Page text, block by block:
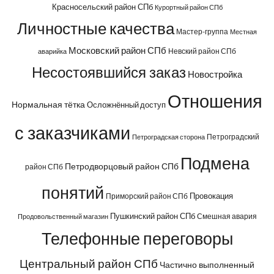
Красносельский район СПб Курортный район СПб
Личностные качества Мастер-группа Местная
аварийка Московский район СПб Невский район СПб
Несостоявшийся заказ Новостройка
Нормальная тётка Осложнённый доступ Отношения
с заказчиками Петроградская сторона Петроградский
район СПб Петродворцовый район СПб Подмена
понятий Приморский район СПб Провокация
Продовольственный магазин Пушкинский район СПб Смешная авария
Телефонные переговоры
Центральный район СПб Частично выполненный